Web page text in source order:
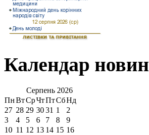
Календар новин
Серпень 2026
ПнВтСрЧтПтСбНд
27 28 29 3031 1
2
3
4 5 6 7 8
9
10 11 12 13 14 15 16